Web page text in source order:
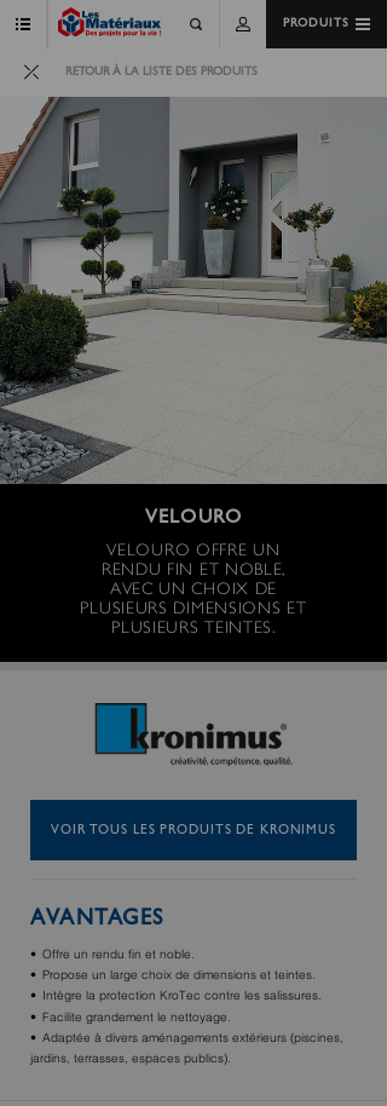
PRODUITS
RETOUR À LA LISTE DES PRODUITS
VELOURO
VELOURO OFFRE UN
RENDU FIN ET NOBLE,
AVEC UN CHOIX DE
PLUSIEURS DIMENSIONS ET
PLUSIEURS TEINTES.
VOIR TOUS LES PRODUITS DE KRONIMUS
AVANTAGES
Offre un rendu fin et noble.
Propose un large choix de dimensions et teintes.
Intègre la protection KroTec contre les salissures.
Facilite grandement le nettoyage.
Adaptée à divers aménagements extérieurs (piscines,
jardins, terrasses, espaces publics).